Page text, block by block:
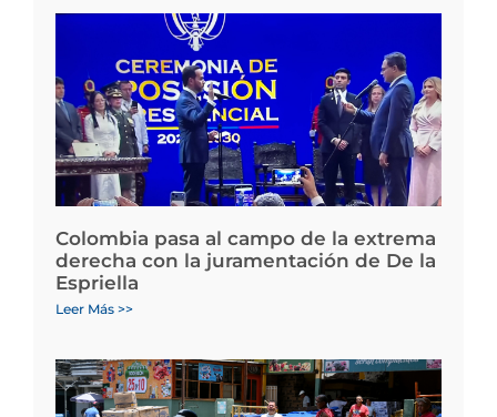
Colombia pasa al campo de la extrema
derecha con la juramentación de De la
Espriella
Leer Más >>